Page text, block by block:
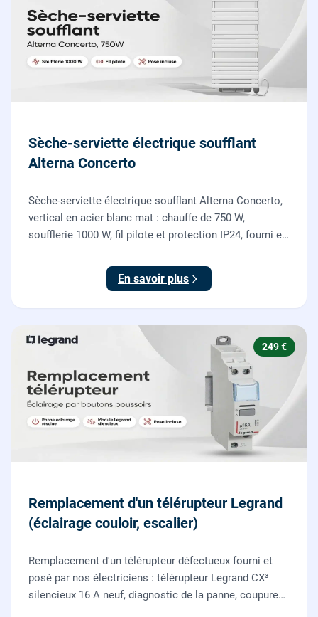
Sèche-serviette électrique soufflant
Alterna Concerto
Sèche-serviette électrique soufflant Alterna Concerto,
vertical en acier blanc mat : chauffe de 750 W,
soufflerie 1000 W, fil pilote et protection IP24, fourni et
En savoir plus
249 €
Remplacement d'un télérupteur Legrand
(éclairage couloir, escalier)
Remplacement d'un télérupteur défectueux fourni et
posé par nos électriciens : télérupteur Legrand CX³
silencieux 16 A neuf, diagnostic de la panne, coupure